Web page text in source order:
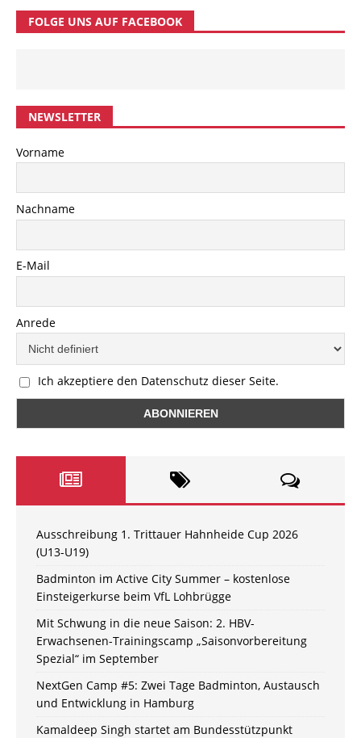
FOLGE UNS AUF FACEBOOK
NEWSLETTER
Vorname
Nachname
E-Mail
Anrede
Ich akzeptiere den Datenschutz dieser Seite.
Ausschreibung 1. Trittauer Hahnheide Cup 2026
(U13-U19)
Badminton im Active City Summer – kostenlose
Einsteigerkurse beim VfL Lohbrügge
Mit Schwung in die neue Saison: 2. HBV-
Erwachsenen-Trainingscamp „Saisonvorbereitung
Spezial“ im September
NextGen Camp #5: Zwei Tage Badminton, Austausch
und Entwicklung in Hamburg
Kamaldeep Singh startet am Bundesstützpunkt